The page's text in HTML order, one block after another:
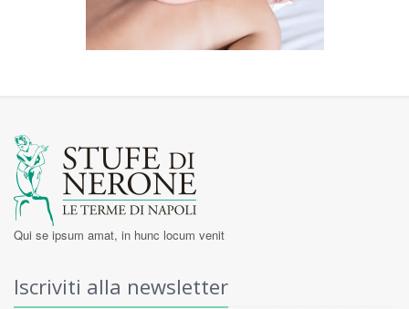
Qui se ipsum amat, in hunc locum venit
Iscriviti alla newsletter